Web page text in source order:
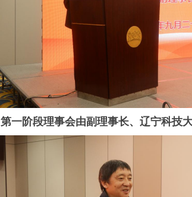
第一阶段理事会由副理事长、辽宁科技